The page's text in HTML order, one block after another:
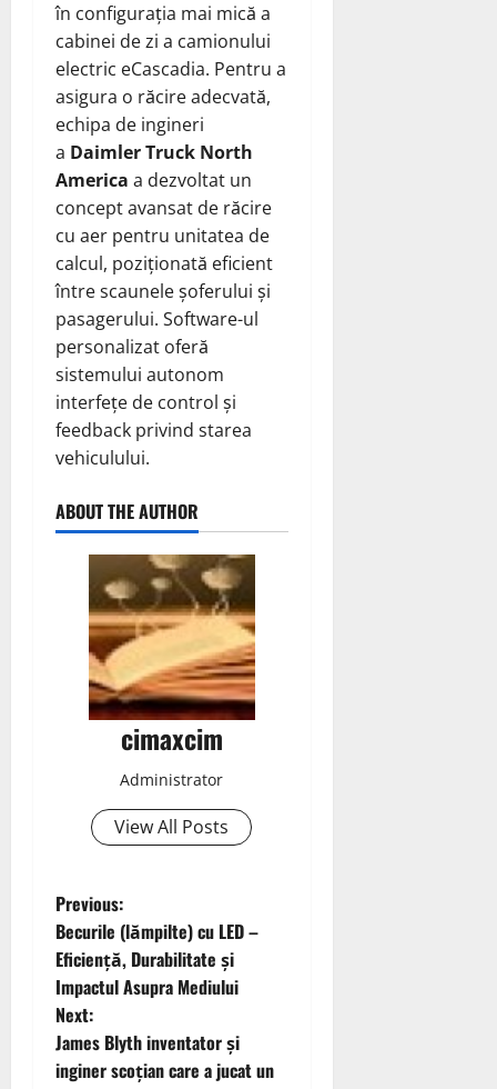
în configurația mai mică a
cabinei de zi a camionului
electric eCascadia. Pentru a
asigura o răcire adecvată,
echipa de ingineri
a Daimler Truck North
America a dezvoltat un
concept avansat de răcire
cu aer pentru unitatea de
calcul, poziționată eficient
între scaunele șoferului și
pasagerului. Software-ul
personalizat oferă
sistemului autonom
interfețe de control și
feedback privind starea
vehiculului.
ABOUT THE AUTHOR
cimaxcim
Administrator
View All Posts
P
o
s
t
Previous:
Becurile (lămpilte) cu LED –
Eficiență, Durabilitate și
Impactul Asupra Mediului
Next:
James Blyth inventator și
inginer scoțian care a jucat un